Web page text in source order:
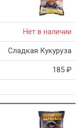
Нет в наличии
Сладкая Кукуруза
185 ₽